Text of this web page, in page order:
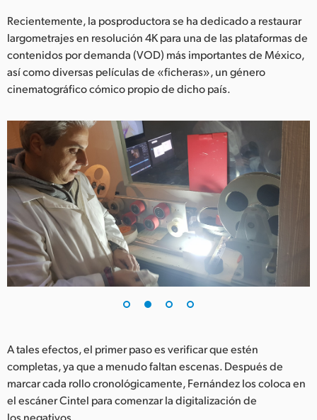
Norway
Poland
Singapore
South Africa
España
Sweden
Chinese Taipei
Turkey
Ukraine
United Kingdom
United States
Recientemente, la posproductora se ha dedicado a restaurar
largometrajes en resolución 4K para una de las plataformas de
contenidos por demanda (VOD) más importantes de México,
así como diversas películas de «ficheras», un género
cinematográfico cómico propio de dicho país.
A tales efectos, el primer paso es verificar que estén
completas, ya que a menudo faltan escenas. Después de
marcar cada rollo cronológicamente, Fernández los coloca en
el escáner Cintel para comenzar la digitalización de
los negativos.